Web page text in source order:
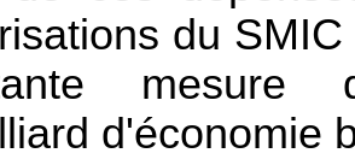
du
mesure
d'économie